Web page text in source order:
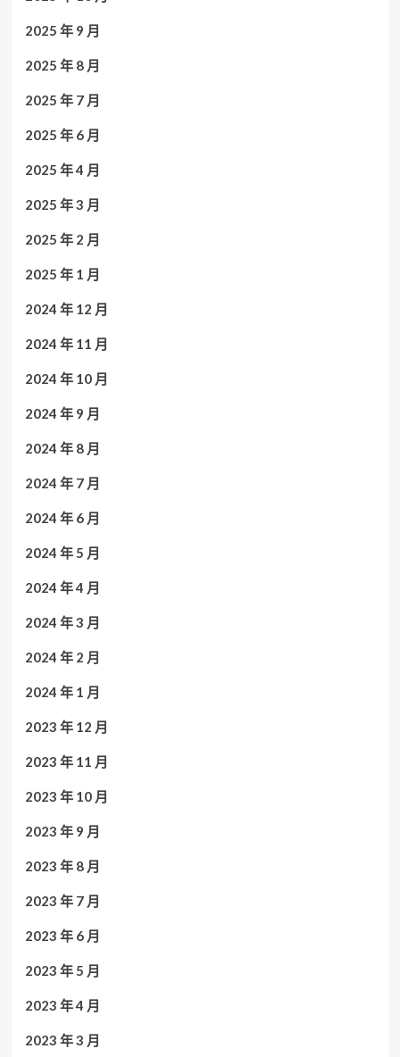
2025 年 9 月
2025 年 8 月
2025 年 7 月
2025 年 6 月
2025 年 4 月
2025 年 3 月
2025 年 2 月
2025 年 1 月
2024 年 12 月
2024 年 11 月
2024 年 10 月
2024 年 9 月
2024 年 8 月
2024 年 7 月
2024 年 6 月
2024 年 5 月
2024 年 4 月
2024 年 3 月
2024 年 2 月
2024 年 1 月
2023 年 12 月
2023 年 11 月
2023 年 10 月
2023 年 9 月
2023 年 8 月
2023 年 7 月
2023 年 6 月
2023 年 5 月
2023 年 4 月
2023 年 3 月